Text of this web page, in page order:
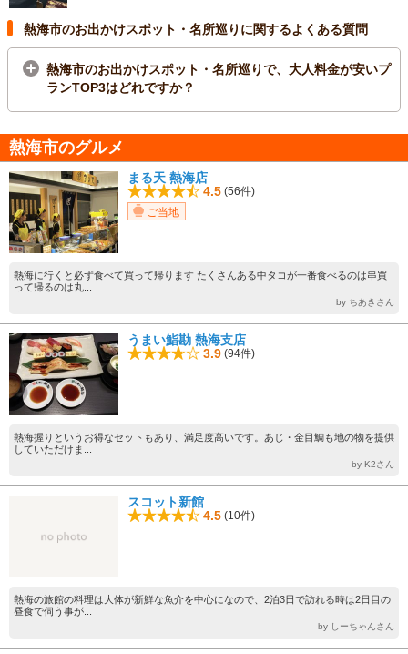
熱海市のお出かけスポット・名所巡りに関するよくある質問
熱海市のお出かけスポット・名所巡りで、大人料金が安いプ
ランTOP3はどれですか？
熱海市のグルメ
まる天 熱海店
4.5 (56件)
ご当地
熱海に行くと必ず食べて買って帰ります たくさんある中タコが一番食べるのは串買
って帰るのは丸...
by ちあきさん
うまい鮨勘 熱海支店
3.9 (94件)
熱海握りというお得なセットもあり、満足度高いです。あじ・金目鯛も地の物を提供
していただけま...
by K2さん
スコット新館
4.5 (10件)
熱海の旅館の料理は大体が新鮮な魚介を中心になので、2泊3日で訪れる時は2日目の
昼食で伺う事が...
by しーちゃんさん